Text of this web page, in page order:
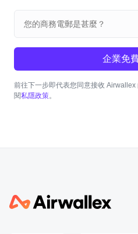
企業免
前往下一步即代表您同意接收
閱私隱政策。